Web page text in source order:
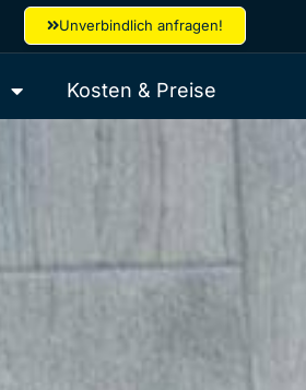
Unverbindlich anfragen!
Kosten & Preise